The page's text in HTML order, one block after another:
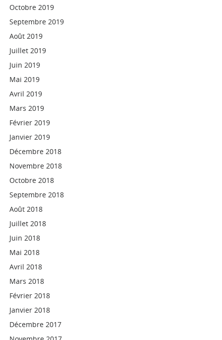
Octobre 2019
Septembre 2019
Août 2019
Juillet 2019
Juin 2019
Mai 2019
Avril 2019
Mars 2019
Février 2019
Janvier 2019
Décembre 2018
Novembre 2018
Octobre 2018
Septembre 2018
Août 2018
Juillet 2018
Juin 2018
Mai 2018
Avril 2018
Mars 2018
Février 2018
Janvier 2018
Décembre 2017